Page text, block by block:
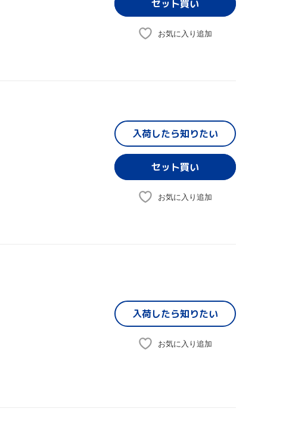
お気に入り追加
入荷したら知りたい
お気に入り追加
入荷したら知りたい
お気に入り追加